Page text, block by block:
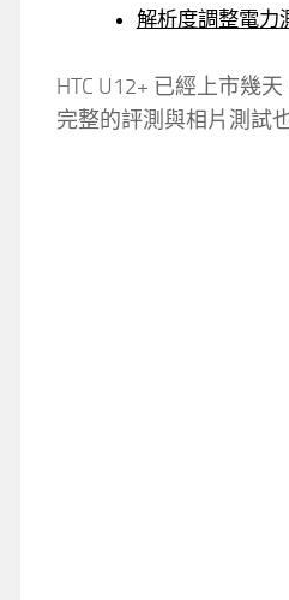
解析度調整電力
HTC U12+ 已經上市幾
完整的評測與相片測試